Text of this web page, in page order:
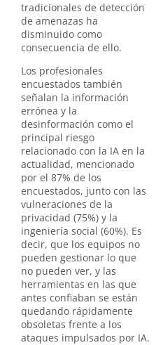
tradicionales de detección
de amenazas ha
disminuido como
consecuencia de ello.
Los profesionales
encuestados también
señalan la información
errónea y la
desinformación como el
principal riesgo
relacionado con la IA en la
actualidad, mencionado
por el 87% de los
encuestados, junto con las
vulneraciones de la
privacidad (75%) y la
ingeniería social (60%). Es
decir, que los equipos no
pueden gestionar lo que
no pueden ver, y las
herramientas en las que
antes confiaban se están
quedando rápidamente
obsoletas frente a los
ataques impulsados por IA.